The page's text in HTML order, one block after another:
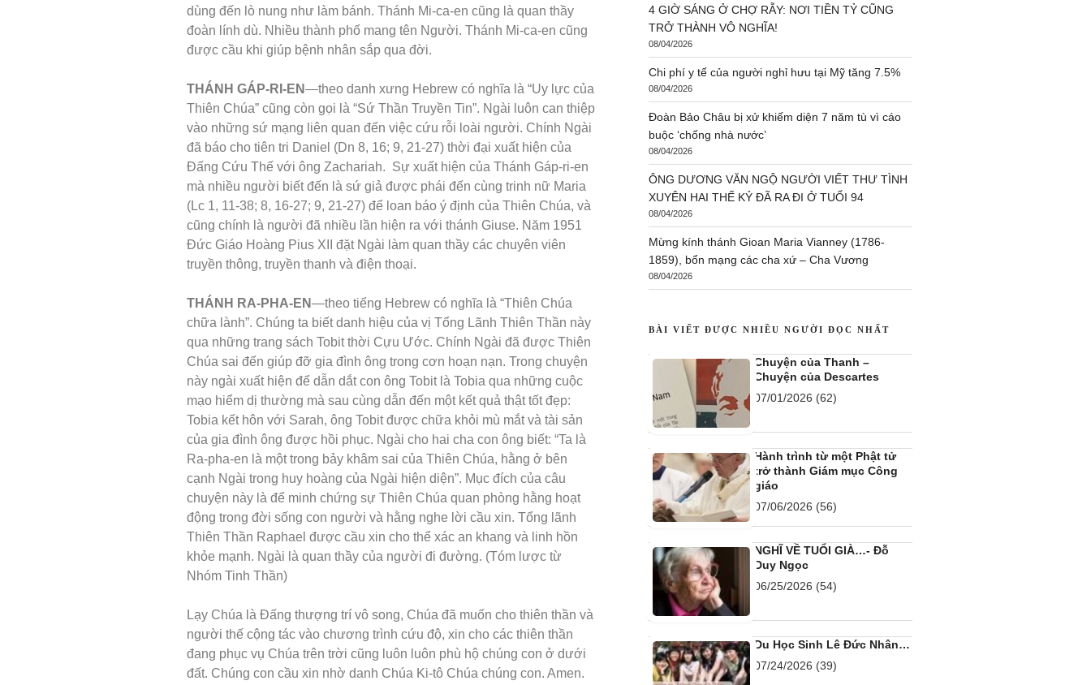
dùng đến lò nung như làm bánh. Thánh Mi-ca-en cũng là quan thầy
đoàn lính dù. Nhiều thành phố mang tên Người. Thánh Mi-ca-en cũng
được cầu khi giúp bệnh nhân sắp qua đời.
THÁNH GÁP-RI-EN—theo danh xưng Hebrew có nghĩa là “Uy lực của
Thiên Chúa” cũng còn gọi là “Sứ Thần Truyền Tin”. Ngài luôn can thiệp
vào những sứ mạng liên quan đến việc cứu rỗi loài người. Chính Ngài
đã báo cho tiên tri Daniel (Dn 8, 16; 9, 21-27) thời đại xuất hiện của
Đấng Cứu Thế với ông Zachariah. Sự xuất hiện của Thánh Gáp-ri-en
mà nhiều người biết đến là sứ giả được phái đến cùng trinh nữ Maria
(Lc 1, 11-38; 8, 16-27; 9, 21-27) để loan báo ý định của Thiên Chúa, và
cũng chính là người đã nhiều lần hiện ra với thánh Giuse. Năm 1951
Đức Giáo Hoàng Pius XII đặt Ngài làm quan thầy các chuyên viên
truyền thông, truyền thanh và điện thoại.
THÁNH RA-PHA-EN—theo tiếng Hebrew có nghĩa là “Thiên Chúa
chữa lành”. Chúng ta biết danh hiệu của vị Tổng Lãnh Thiên Thần này
qua những trang sách Tobit thời Cựu Ước. Chính Ngài đã được Thiên
Chúa sai đến giúp đỡ gia đình ông trong cơn hoạn nạn. Trong chuyện
này ngài xuất hiện để dẫn dắt con ông Tobit là Tobia qua những cuộc
mạo hiểm dị thường mà sau cùng dẫn đến một kết quả thật tốt đẹp:
Tobia kết hôn với Sarah, ông Tobit được chữa khỏi mù mắt và tài sản
của gia đình ông được hồi phục. Ngài cho hai cha con ông biết: “Ta là
Ra-pha-en là một trong bảy khâm sai của Thiên Chúa, hằng ở bên
cạnh Ngài trong huy hoàng của Ngài hiện diện”. Mục đích của câu
chuyện này là để minh chứng sự Thiên Chúa quan phòng hằng hoạt
động trong đời sống con người và hằng nghe lời cầu xin. Tổng lãnh
Thiên Thần Raphael được cầu xin cho thể xác an khang và linh hồn
khỏe mạnh. Ngài là quan thầy của người đi đường. (Tóm lược từ
Nhóm Tinh Thần)
Lạy Chúa là Đấng thượng trí vô song, Chúa đã muốn cho thiên thần và
người thế cộng tác vào chương trình cứu độ, xin cho các thiên thần
đang phục vụ Chúa trên trời cũng luôn luôn phù hộ chúng con ở dưới
đất. Chúng con cầu xin nhờ danh Chúa Ki-tô Chúa chúng con. Amen.
4 GIỜ SÁNG Ở CHỢ RẪY: NƠI TIỀN TỶ CŨNG
TRỞ THÀNH VÔ NGHĨA!
08/04/2026
Chi phí y tế của người nghỉ hưu tại Mỹ tăng 7.5%
08/04/2026
Đoàn Bảo Châu bị xử khiếm diện 7 năm tù vì cáo
buộc ‘chống nhà nước’
08/04/2026
ÔNG DƯƠNG VĂN NGỘ NGƯỜI VIẾT THƯ TÌNH
XUYÊN HAI THẾ KỶ ĐÃ RA ĐI Ở TUỔI 94
08/04/2026
Mừng kính thánh Gioan Maria Vianney (1786-
1859), bổn mạng các cha xứ – Cha Vương
08/04/2026
BÀI VIẾT ĐƯỢC NHIỀU NGƯỜI ĐỌC NHẤT
Chuyện của Thanh –
Chuyện của Descartes
07/01/2026 (62)
Hành trình từ một Phật tử
trở thành Giám mục Công
giáo
07/06/2026 (56)
NGHĨ VỀ TUỔI GIÀ…- Đỗ
Duy Ngọc
06/25/2026 (54)
Du Học Sinh Lê Đức Nhân…
07/24/2026 (39)